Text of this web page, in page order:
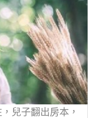
兒子翻出房本，